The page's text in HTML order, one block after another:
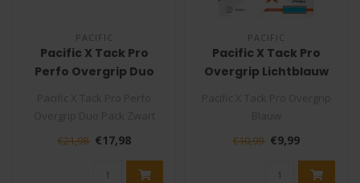
PACIFIC
Pacific X Tack Pro
Perfo Overgrip Duo
De Pacific X Tack Pro Perfo
€21,98 €17,98
PACIFIC
Pacific X Tack Pro
Overgrip Lichtblauw
De Pacific X Tack Pro Blauw
Overgrip is één..
€10,99 €9,99